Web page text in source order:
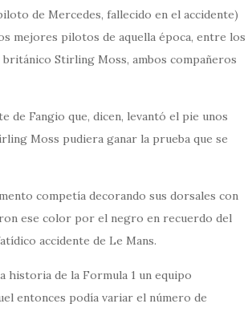
de Mercedes, fallecido en el accidente)
mejores pilotos de aquella época, entre los
Stirling Moss, ambos compañeros
de Fangio que, dicen, levantó el pie unos
Moss pudiera ganar la prueba que se
competía decorando sus dorsales con
ese color por el negro en recuerdo del
accidente de Le Mans.
historia de la Formula 1 un equipo
entonces podía variar el número de